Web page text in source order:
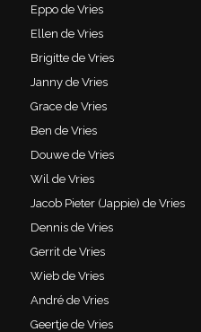
Eppo de Vries
Ellen de Vries
Brigitte de Vries
Janny de Vries
Grace de Vries
Ben de Vries
Douwe de Vries
Wil de Vries
Jacob Pieter (Jappie) de Vries
Dennis de Vries
Gerrit de Vries
Wieb de Vries
André de Vries
Geertje de Vries